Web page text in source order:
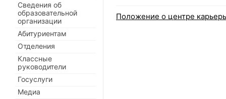
Положение о центре
Сведения об
образовательной
организации
Абитуриентам
Отделения
Классные
руководители
Госуслуги
Медиа